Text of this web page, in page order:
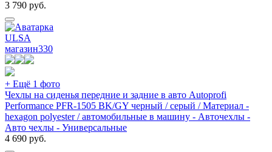
3 790 руб.
ULSA
магазин330
+ Ещё 1 фото
Чехлы на сиденья передние и задние в авто Autoprofi
Performance PFR-1505 BK/GY черный / серый / Материал -
hexagon polyester / автомобильные в машину - Авточехлы -
Авто чехлы - Универсальные
4 690 руб.